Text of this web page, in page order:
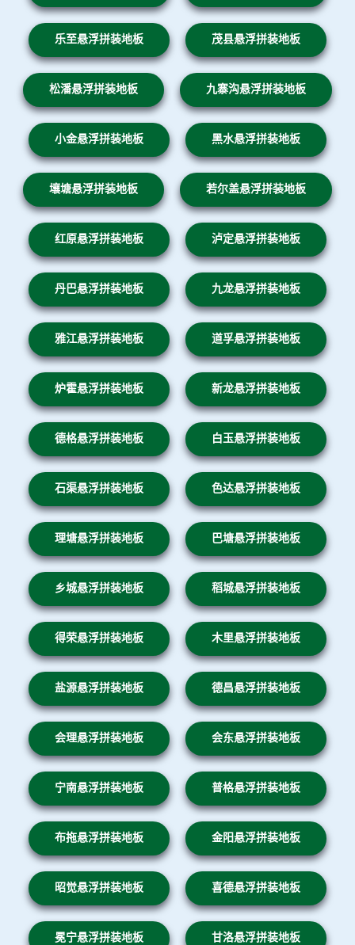
乐至悬浮拼装地板 茂县悬浮拼装地板
松潘悬浮拼装地板 九寨沟悬浮拼装地板
小金悬浮拼装地板 黑水悬浮拼装地板
壤塘悬浮拼装地板 若尔盖悬浮拼装地板
红原悬浮拼装地板 泸定悬浮拼装地板
丹巴悬浮拼装地板 九龙悬浮拼装地板
雅江悬浮拼装地板 道孚悬浮拼装地板
炉霍悬浮拼装地板 新龙悬浮拼装地板
德格悬浮拼装地板 白玉悬浮拼装地板
石渠悬浮拼装地板 色达悬浮拼装地板
理塘悬浮拼装地板 巴塘悬浮拼装地板
乡城悬浮拼装地板 稻城悬浮拼装地板
得荣悬浮拼装地板 木里悬浮拼装地板
盐源悬浮拼装地板 德昌悬浮拼装地板
会理悬浮拼装地板 会东悬浮拼装地板
宁南悬浮拼装地板 普格悬浮拼装地板
布拖悬浮拼装地板 金阳悬浮拼装地板
昭觉悬浮拼装地板 喜德悬浮拼装地板
冕宁悬浮拼装地板 甘洛悬浮拼装地板